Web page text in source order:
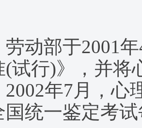
动部于2001
(试行)》，并将
2002年7月，心
国统一鉴定考